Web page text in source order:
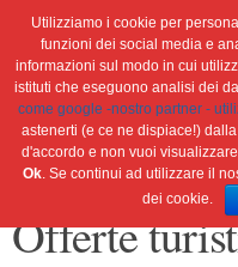
Home Ambiente
Green economy
Blog
Viaggi
Offerte
Utilizziamo i cookie per
funzioni dei social media e
informazioni sul modo in cui
istituti che eseguono analisi dei
come google -nostro partner -
astenerti (e ce ne dispiace!)
d'accordo e non vuoi
Ok. Se continui ad utilizzare il
dei cookie.